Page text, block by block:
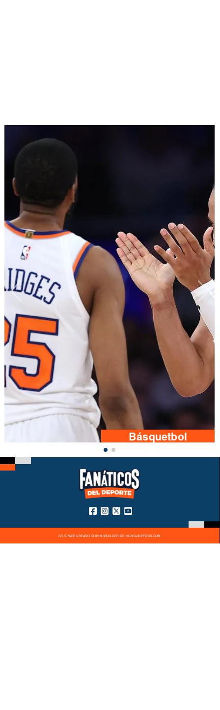
Básquetbol
SITIO WEB CREADO CON MSBUILDER DE ®CMS-MSPRESS.COM